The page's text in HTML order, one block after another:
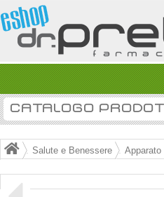
CATALOGO
Salute e Benessere Apparato